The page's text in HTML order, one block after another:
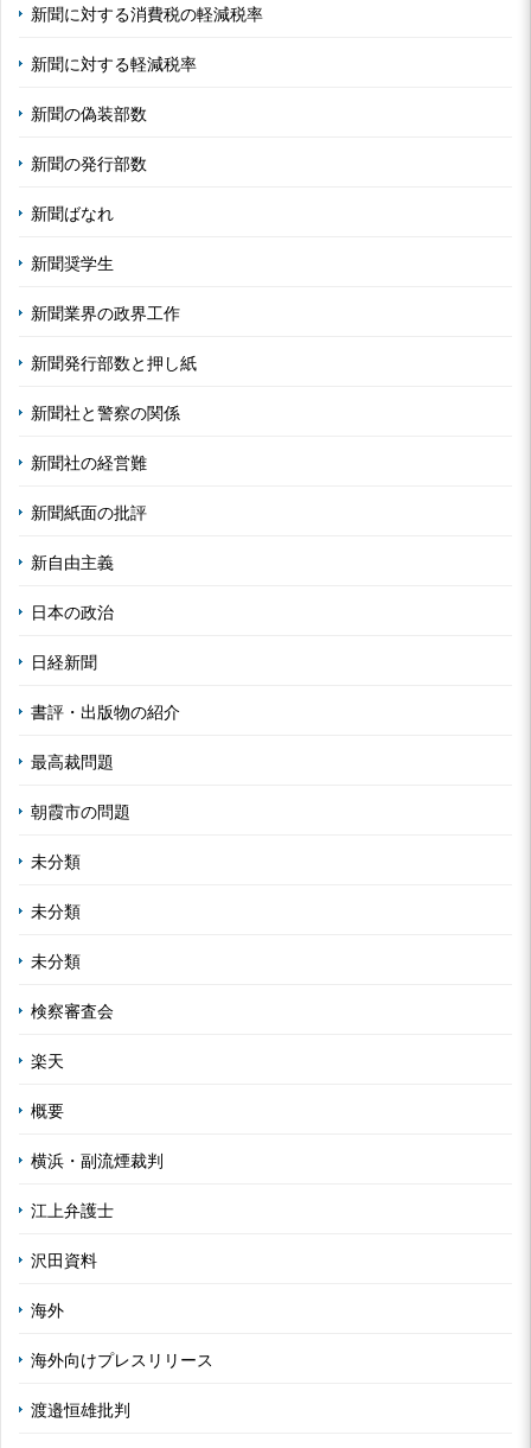
新聞に対する消費税の軽減税率
新聞に対する軽減税率
新聞の偽装部数
新聞の発行部数
新聞ばなれ
新聞奨学生
新聞業界の政界工作
新聞発行部数と押し紙
新聞社と警察の関係
新聞社の経営難
新聞紙面の批評
新自由主義
日本の政治
日経新聞
書評・出版物の紹介
最高裁問題
朝霞市の問題
未分類
未分類
未分類
検察審査会
楽天
概要
横浜・副流煙裁判
江上弁護士
沢田資料
海外
海外向けプレスリリース
渡邉恒雄批判